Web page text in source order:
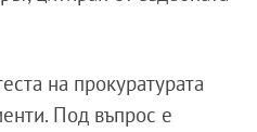
на прокуратурата
Под въпрос е